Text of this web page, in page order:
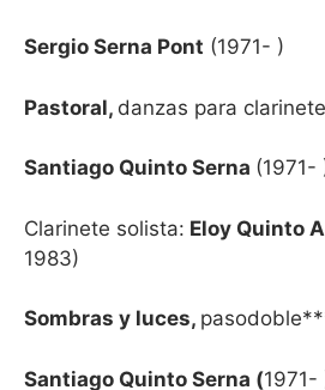
Sergio Serna Pont (1971- )
Pastoral, danzas para
Santiago Quinto Serna (1971-
Clarinete solista: Eloy Quinto
1983)
Sombras y luces,
Santiago Quinto Serna (1971-